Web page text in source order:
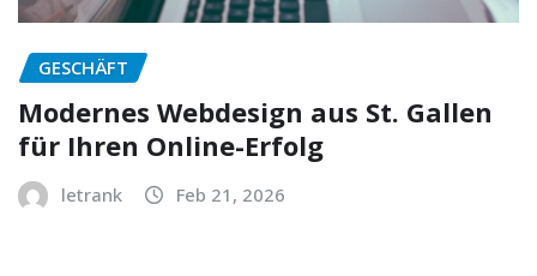
GESCHÄFT
Modernes Webdesign aus St. Gallen
für Ihren Online-Erfolg
letrank Feb 21, 2026